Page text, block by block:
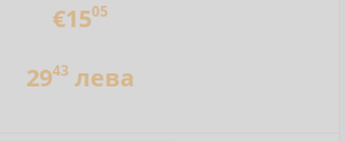
€1505
2943лева